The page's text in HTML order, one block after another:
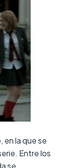
en la que se
Entre los
se